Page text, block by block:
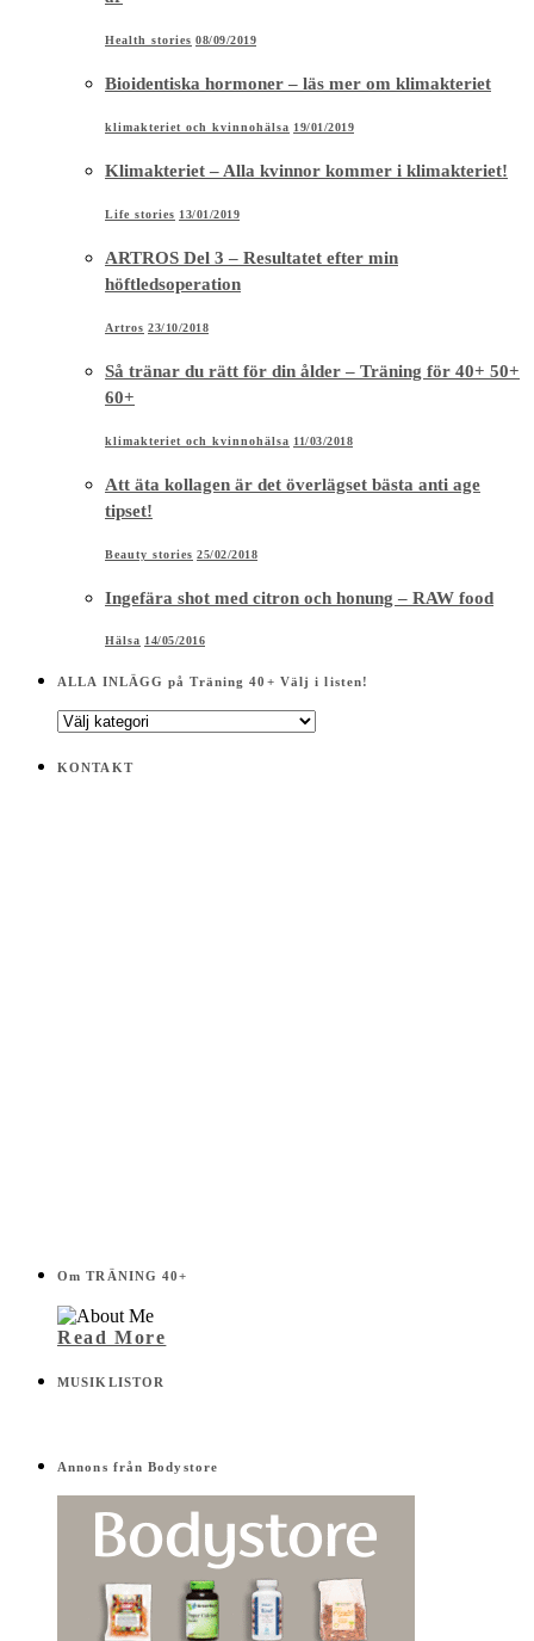
Health stories 08/09/2019
Bioidentiska hormoner – läs mer om klimakteriet
klimakteriet och kvinnohälsa 19/01/2019
Klimakteriet – Alla kvinnor kommer i klimakteriet!
Life stories 13/01/2019
ARTROS Del 3 – Resultatet efter min
höftledsoperation
Artros 23/10/2018
Så tränar du rätt för din ålder – Träning för 40+ 50+
60+
klimakteriet och kvinnohälsa 11/03/2018
Att äta kollagen är det överlägset bästa anti age
tipset!
Beauty stories 25/02/2018
Ingefära shot med citron och honung – RAW food
Hälsa 14/05/2016
ALLA INLÄGG på Träning 40+ Välj i listen!
ALLA
på
KONTAKT
Om TRÄNING 40+
Read More
MUSIKLISTOR
Annons från Bodystore